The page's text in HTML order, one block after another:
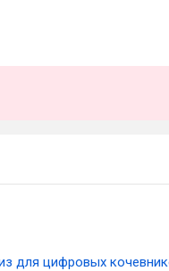
для цифровых